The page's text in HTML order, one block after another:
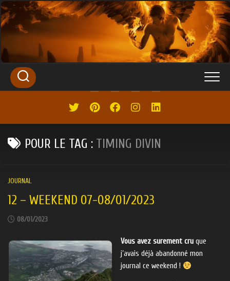
SKIP
TO
CONTENT
POUR LE TAG : TIMING DIVIN
JOURNAL
12 – WEEKEND 07-08/01/2023
08/01/2023
Vous avez surement cru que
j’avais déjà abandonné mon
journal ce weekend !